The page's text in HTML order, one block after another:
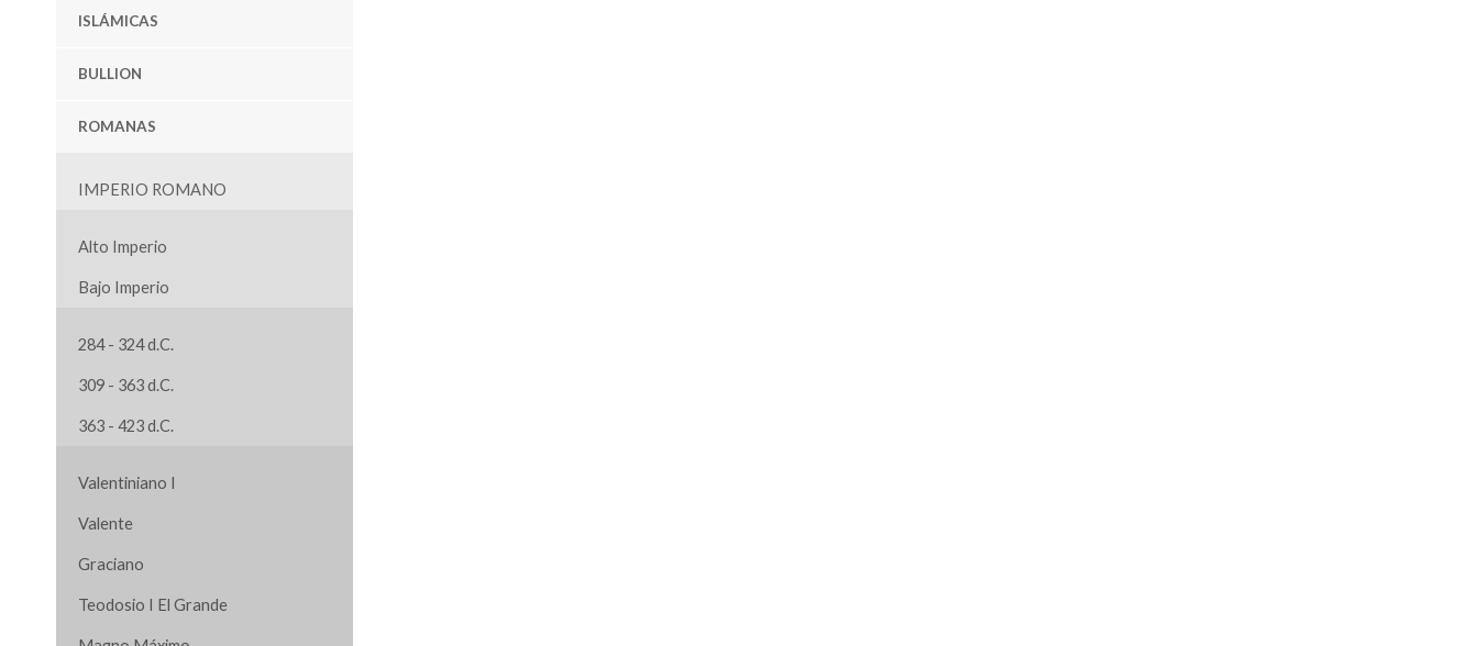
ISLÁMICAS
BULLION
ROMANAS
IMPERIO ROMANO
Alto Imperio
Bajo Imperio
284 - 324 d.C.
309 - 363 d.C.
363 - 423 d.C.
Valentiniano I
Valente
Graciano
Teodosio I El Grande